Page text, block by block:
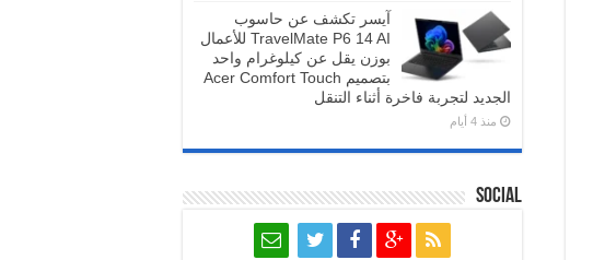
آيسر تكشف عن حاسوب
TravelMate P6 14 AI للأعمال
بوزن يقل عن كيلوغرام واحد
بتصميم Acer Comfort Touch
الجديد لتجربة فاخرة أثناء التنقل
منذ 4 أيام
Social